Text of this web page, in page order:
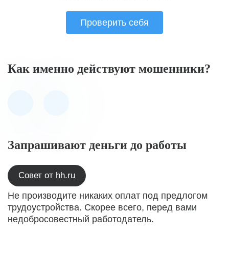
Проверить себя
Как именно действуют мошенники?
Запрашивают деньги до работы
Совет от hh.ru
Не производите никаких оплат под предлогом
трудоустройства. Скорее всего, перед вами
недобросовестный работодатель.